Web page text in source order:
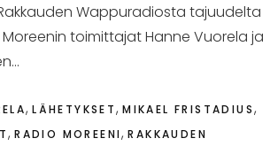
Wappuradiosta tajuudelta
Moreenin toimittajat Hanne Vuorela ja
,LÄHETYKSET,MIKAEL FRISTADIUS,
,RADIO MOREENI,RAKKAUDEN